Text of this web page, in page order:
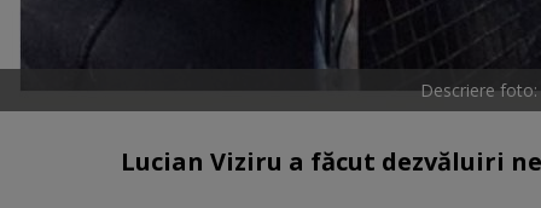
Descriere
Lucian Viziru a făcut dezvăluiri